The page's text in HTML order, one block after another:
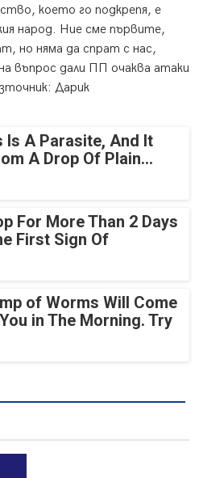
което го подкрепя, е
народ. Ние сме първите,
но няма да спрат с нас,
въпрос дали ПП очаква атаки
Дарик
Is A Parasite, And It
A Drop Of Plain...
For More Than 2 Days
First Sign Of
of Worms Will Come
in The Morning. Try